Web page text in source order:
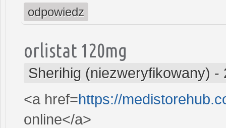
odpowiedz
orlistat 120mg
Sherihig (niezweryfikowany) -
<a href=https://
online</a>